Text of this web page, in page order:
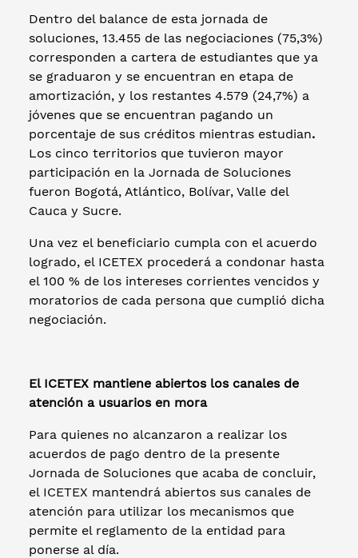
Dentro del balance de esta jornada de
soluciones, 13.455 de las negociaciones (75,3%)
corresponden a cartera de estudiantes que ya
se graduaron y se encuentran en etapa de
amortización, y los restantes 4.579 (24,7%) a
jóvenes que se encuentran pagando un
porcentaje de sus créditos mientras estudian.
Los cinco territorios que tuvieron mayor
participación en la Jornada de Soluciones
fueron Bogotá, Atlántico, Bolívar, Valle del
Cauca y Sucre.
Una vez el beneficiario cumpla con el acuerdo
logrado, el ICETEX procederá a condonar hasta
el 100 % de los intereses corrientes vencidos y
moratorios de cada persona que cumplió dicha
negociación.
El ICETEX mantiene abiertos los canales de
atención a usuarios en mora
Para quienes no alcanzaron a realizar los
acuerdos de pago dentro de la presente
Jornada de Soluciones que acaba de concluir,
el ICETEX mantendrá abiertos sus canales de
atención para utilizar los mecanismos que
permite el reglamento de la entidad para
ponerse al día.